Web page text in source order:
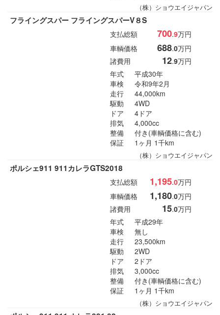
（株）ショウエイジャパン
フライングスパー フライングスパーV８S
支払総額 700.9万円
車輌価格
688.0万円
諸費用
12.9万円
年式
平成30年
車検
令和9年2月
走行
44,000km
駆動
4WD
ドア
4ドア
排気
4,000cc
整備
付き(車輌価格に含む)
保証
1ヶ月 1千km
（株）ショウエイジャパン
ポルシェ911 911カレラGTS2018
支払総額 1,195.0万円
車輌価格
1,180.0万円
諸費用
15.0万円
年式
平成29年
車検
無し
走行
23,500km
駆動
2WD
ドア
2ドア
排気
3,000cc
整備
付き(車輌価格に含む)
保証
1ヶ月 1千km
（株）ショウエイジャパン